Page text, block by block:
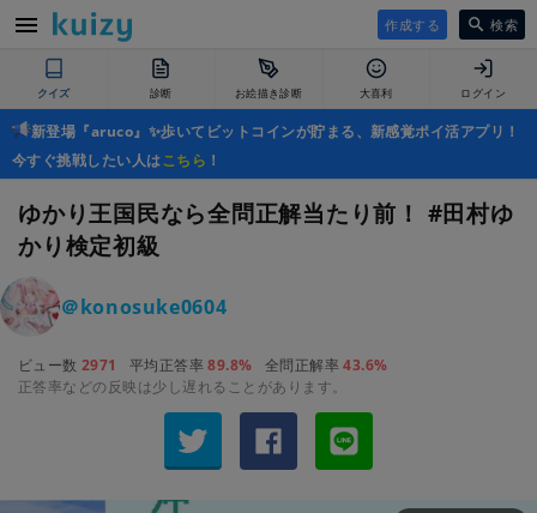
作成する 検索
クイズ 診断 お絵描き診断 大喜利 ログイン
新登場『aruco』✨歩いてビットコインが貯まる、新感覚ポイ活アプリ！
今すぐ挑戦したい人はこちら ！
ゆかり王国民なら全問正解当たり前！ #田村ゆ
かり検定初級
＠konosuke0604
ビュー数 2971 平均正答率89.8% 全問正解率43.6%
正答率などの反映は少し遅れることがあります。